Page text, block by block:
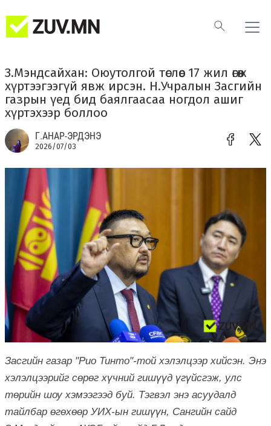
З.Мэндсайхан: Оюутолгой төслөөс 17 жил өгөөж
хүртээгээгүй явж ирсэн. Н.Учралын Засгийн
газрын үед бид баялгаасаа ногдол ашиг
хүртэхээр боллоо
Г.АНАР-ЭРДЭНЭ
2026/07/03
Засгийн газар "Рио Тинто"-той хэлэлцээр хийсэн. Энэ
хэлэлцээрийг сөрөг хүчний гишүүд үгүйсгэж, улс
төрийн шоу хэмээгээд буй. Тэгвэл энэ асуудалд
тайлбар өгөхөөр УИХ-ын гишүүн, Сангийн сайд